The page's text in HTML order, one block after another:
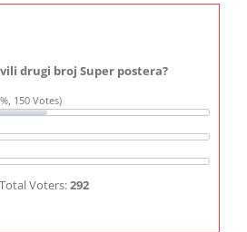
drugi broj Super postera?
150 Votes)
Total Voters:292